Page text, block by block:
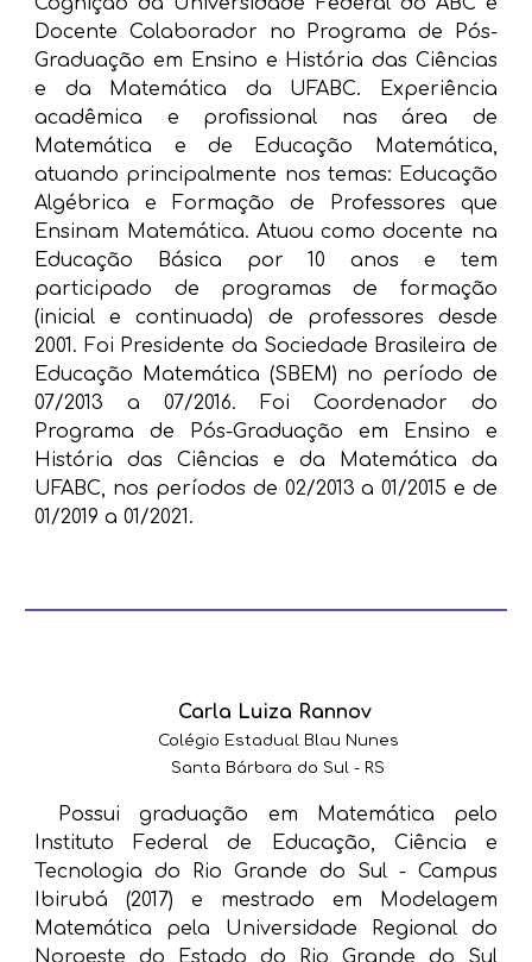
Docente Colaborador no Programa de Pós-
Graduação em Ensino e História das Ciências
e da Matemática da UFABC. Experiência
acadêmica e profissional nas área de
Matemática e de Educação Matemática,
atuando principalmente nos temas: Educação
Algébrica e Formação de Professores que
Ensinam Matemática. Atuou como docente na
Educação Básica por 10 anos e tem
participado de programas de formação
(inicial e continuada) de professores desde
2001. Foi Presidente da Sociedade Brasileira de
Educação Matemática (SBEM) no período de
07/2013 a 07/2016. Foi Coordenador do
Programa de Pós-Graduação em Ensino e
História das Ciências e da Matemática da
UFABC, nos períodos de 02/2013 a 01/2015 e de
01/2019 a 01/2021.
Carla Luiza Rannov
Colégio Estadual Blau Nunes
Santa Bárbara do Sul - RS
Possui graduação em Matemática pelo
Instituto Federal de Educação, Ciência e
Tecnologia do Rio Grande do Sul - Campus
Ibirubá (2017) e mestrado em Modelagem
Matemática pela Universidade Regional do
Noroeste do Estado do Rio Grande do Sul